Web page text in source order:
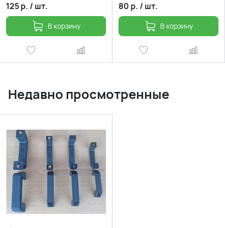
125р. / шт.
В корзину
80 р. / шт.
В корзину
Недавно просмотренные